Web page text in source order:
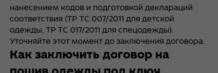
нанесением кодов и подготовкой деклараций
соответствия (ТР ТС 007/2011 для детской
одежды, ТР ТС 017/2011 для спецодежды).
Уточняйте этот момент до заключения договора.
Как заключить договор на